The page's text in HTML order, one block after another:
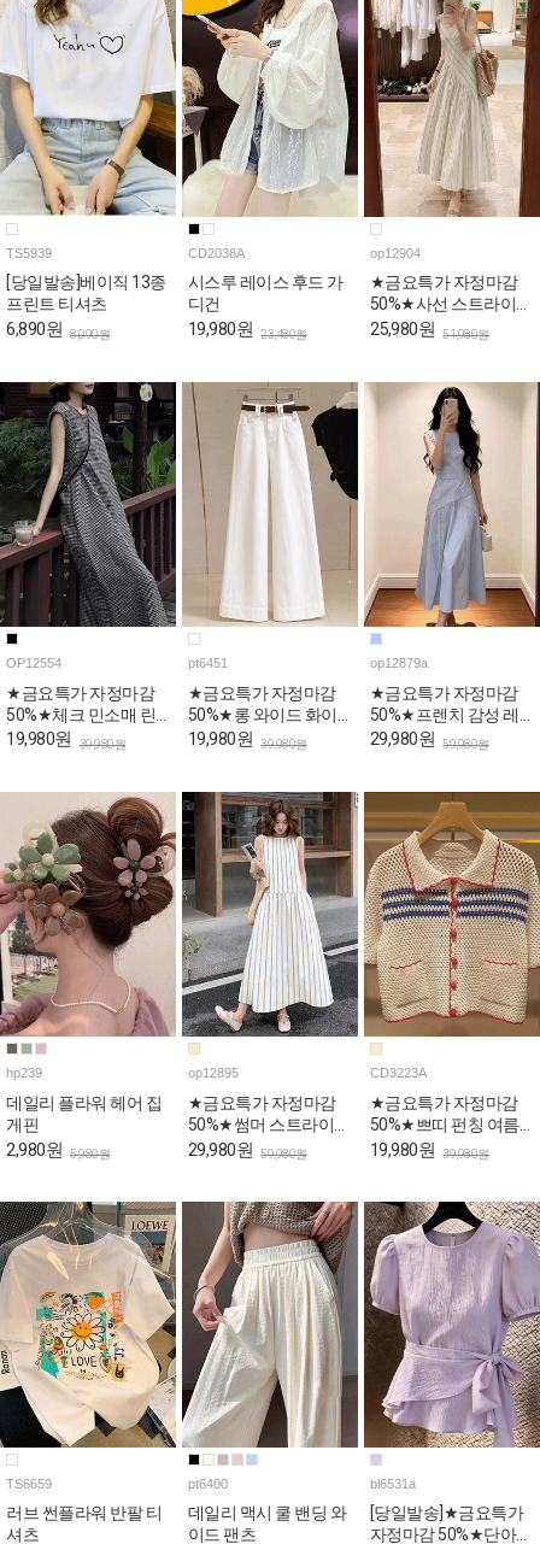
TS5939
[당일발송]베이직 13종
프린트 티셔츠
6,890원 8,090원
CD2038A
시스루 레이스 후드 가
디건
19,980원 23,480원
op12904
★금요특가 자정마감
50%★사선 스트라이프
스퀘어 나시 원피스
25,980원 51,980원
OP12554
★금요특가 자정마감
50%★체크 민소매 린
넨 롱 원피스
19,980원 39,980원
pt6451
★금요특가 자정마감
50%★롱 와이드 화이
트 코튼 팬츠
19,980원 39,980원
op12879a
★금요특가 자정마감
50%★프렌치 감성 레
이스 민소매 원피스
29,980원 59,980원
hp239
데일리 플라워 헤어 집
게핀
2,980원 5,980원
op12895
★금요특가 자정마감
50%★썸머 스트라이프
민소매 원피스
29,980원 59,980원
CD3223A
★금요특가 자정마감
50%★쁘띠 펀칭 여름
니트 가디건
19,980원 39,980원
TS6659
러브 썬플라워 반팔 티
셔츠
pt6400
데일리 맥시 쿨 밴딩 와
이드 팬츠
bl6531a
[당일발송]★금요특가
자정마감 50%★단아한